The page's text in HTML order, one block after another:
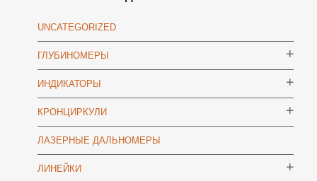
UNCATEGORIZED
ГЛУБИНОМЕРЫ
ИНДИКАТОРЫ
КРОНЦИРКУЛИ
ЛАЗЕРНЫЕ ДАЛЬНОМЕРЫ
ЛИНЕЙКИ